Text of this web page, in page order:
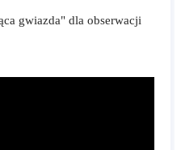
gwiazda" dla obserwacji